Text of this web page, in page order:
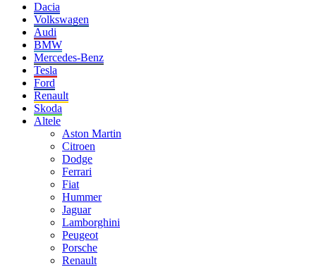
Dacia
Volkswagen
Audi
BMW
Mercedes-Benz
Tesla
Ford
Renault
Skoda
Altele
Aston Martin
Citroen
Dodge
Ferrari
Fiat
Hummer
Jaguar
Lamborghini
Peugeot
Porsche
Renault